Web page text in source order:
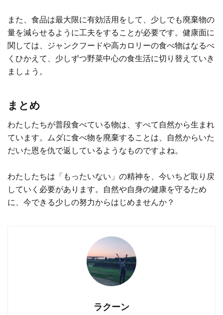
また、食品は最大限に有効活用をして、少しでも廃棄物の
量を減らせるように工夫をすることが必要です。健康面に
関しては、ジャンクフードや高カロリーの食べ物はなるべ
くひかえて、少しずつ野菜中心の食生活に切り替えていき
ましょう。
まとめ
わたしたちが普段食べている物は、すべて自然から生まれ
ています。ムダに食べ物を廃棄することは、自然からいた
だいた恩を仇で返しているようなものですよね。
わたしたちは「もったいない」の精神を、今いちど取り戻
していく必要があります。自然や自身の健康を守るため
に、今できる少しの努力からはじめませんか？
ラクーン